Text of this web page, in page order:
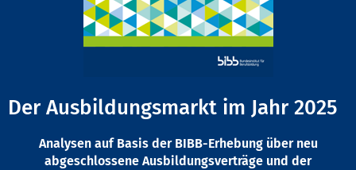
Der Ausbildungsmarkt im Jahr 2025
Analysen auf Basis der BIBB-Erhebung über neu
abgeschlossene Ausbildungsverträge und der